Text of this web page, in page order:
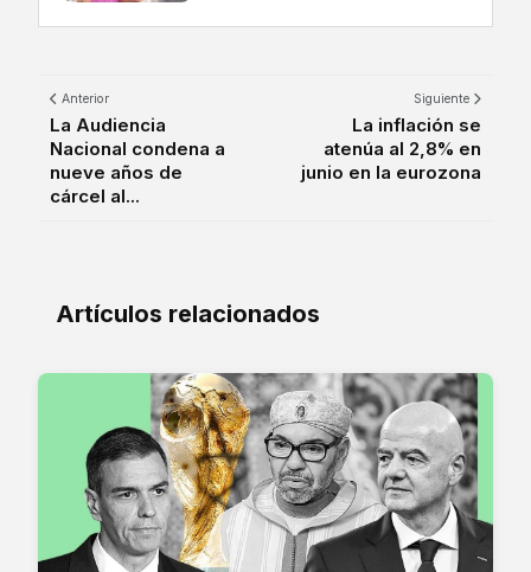
Anterior
La Audiencia
Nacional condena a
nueve años de
cárcel al...
Siguiente
La inflación se
atenúa al 2,8% en
junio en la eurozona
Artículos relacionados